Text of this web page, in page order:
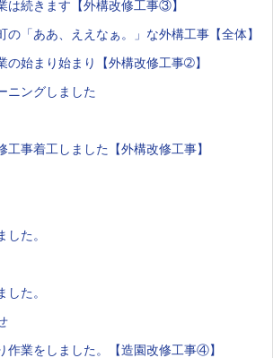
は続きます【外構改修工事③】
の「ああ、ええなぁ。」な外構工事【全体】
の始まり始まり【外構改修工事➁】
ニングしました
工事着工しました【外構改修工事】
た。
た。
作業をしました。【造園改修工事④】